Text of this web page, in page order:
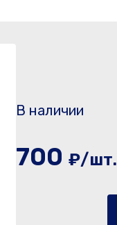
В наличии
700 ₽/шт.